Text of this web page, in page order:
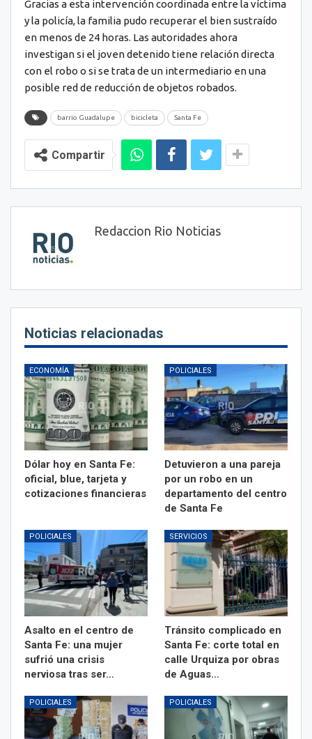
Gracias a esta intervención coordinada entre la víctima
y la policía, la familia pudo recuperar el bien sustraído
en menos de 24 horas. Las autoridades ahora
investigan si el joven detenido tiene relación directa
con el robo o si se trata de un intermediario en una
posible red de reducción de objetos robados.
barrio Guadalupe bicicleta Santa Fe
Compartir
Redaccion Rio Noticias
Noticias relacionadas
ECONOMÍA
Dólar hoy en Santa Fe:
oficial, blue, tarjeta y
cotizaciones financieras
POLICIALES
Detuvieron a una pareja
por un robo en un
departamento del centro
de Santa Fe
POLICIALES
Asalto en el centro de
Santa Fe: una mujer
sufrió una crisis
nerviosa tras ser…
SERVICIOS
Tránsito complicado en
Santa Fe: corte total en
calle Urquiza por obras
de Aguas…
POLICIALES POLICIALES